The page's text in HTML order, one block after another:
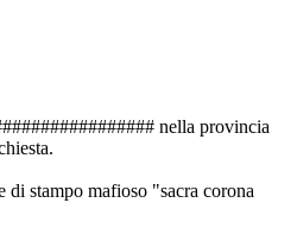
nella provincia
stampo mafioso "sacra corona